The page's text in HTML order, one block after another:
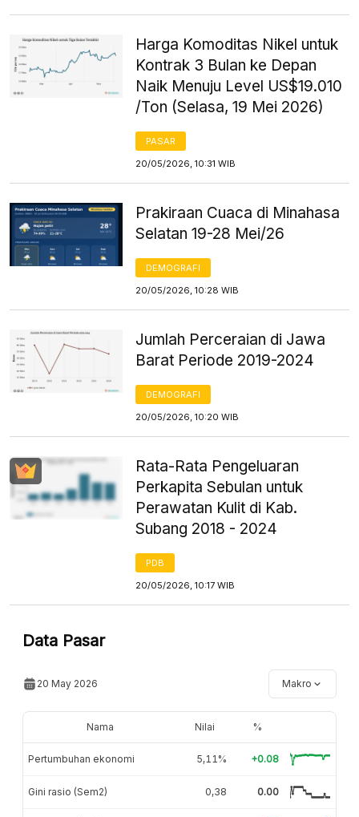
Harga Komoditas Nikel untuk
Kontrak 3 Bulan ke Depan
Naik Menuju Level US$19.010
/Ton (Selasa, 19 Mei 2026)
PASAR
20/05/2026, 10:31 WIB
Prakiraan Cuaca di Minahasa
Selatan 19-28 Mei/26
DEMOGRAFI
20/05/2026, 10:28 WIB
Jumlah Perceraian di Jawa
Barat Periode 2019-2024
DEMOGRAFI
20/05/2026, 10:20 WIB
Rata-Rata Pengeluaran
Perkapita Sebulan untuk
Perawatan Kulit di Kab.
Subang 2018 - 2024
PDB
20/05/2026, 10:17 WIB
Data Pasar
20 May 2026 Makro
Nama Nilai %
Pertumbuhan ekonomi 5,11% +0.08
Gini rasio (Sem2) 0,38 0.00